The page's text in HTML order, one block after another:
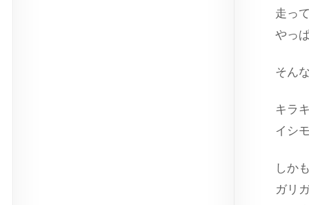
走っ
やっ
そん
キラ
イシ
しか
ガリ